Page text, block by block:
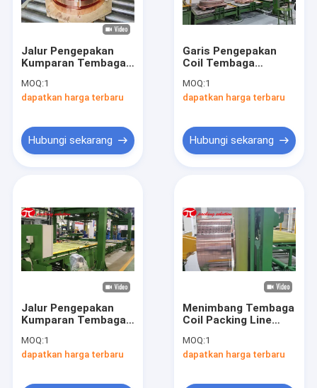
Jalur Pengepakan
Kumparan Tembaga
Disesuaikan OD
600mm-1200mm
MOQ:1
dapatkan harga terbaru
Hubungi sekarang
Garis Pengepakan
Coil Tembaga
Dengan Tumstile,
Mesin Pembungkus
MOQ:1
dapatkan harga terbaru
Hubungi sekarang
Jalur Pengepakan
Kumparan Tembaga
Lebar 200mm Warna
Standar
MOQ:1
dapatkan harga terbaru
Menimbang Tembaga
Coil Packing Line
Coil Otomatis
ISO9001 CE
MOQ:1
dapatkan harga terbaru